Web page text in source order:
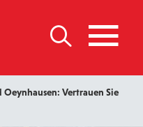
Vertrauen Sie